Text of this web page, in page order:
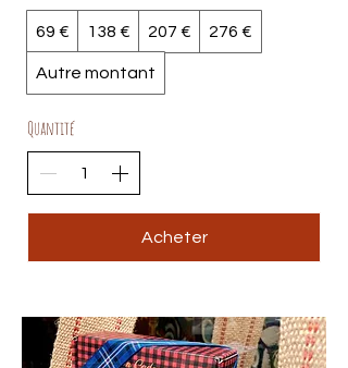
69 € 138 € 207 € 276 €
Autre montant
Quantité
Acheter